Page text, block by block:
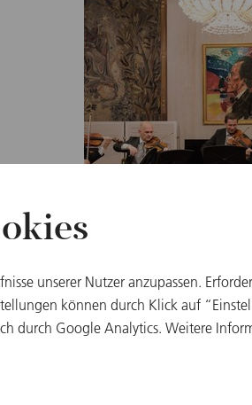
unserer Nutzer anzupassen.
können durch Klick auf
durch Google Analytics. Weitere